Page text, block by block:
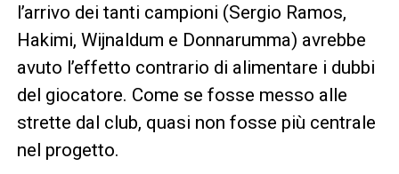
l’arrivo dei tanti campioni (Sergio Ramos,
Hakimi, Wijnaldum e Donnarumma) avrebbe
avuto l’effetto contrario di alimentare i dubbi
del giocatore. Come se fosse messo alle
strette dal club, quasi non fosse più centrale
nel progetto.